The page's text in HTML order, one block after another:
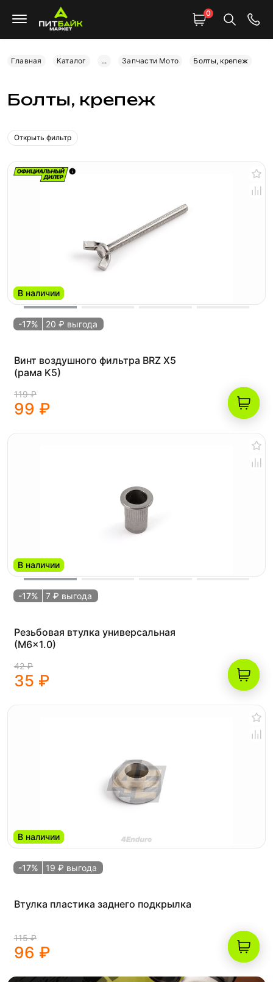
0
Главная Каталог ... Запчасти Мото Болты, крепеж
Болты, крепеж
Открыть фильтр
В наличии
-17% 20 ₽ выгода
Винт воздушного фильтра BRZ X5
(рама K5)
119 ₽
99 ₽
В наличии
-17% 7 ₽ выгода
Резьбовая втулка универсальная
(M6x1.0)
42 ₽
35 ₽
В наличии
-17% 19 ₽ выгода
Втулка пластика заднего подкрылка
115 ₽
96 ₽